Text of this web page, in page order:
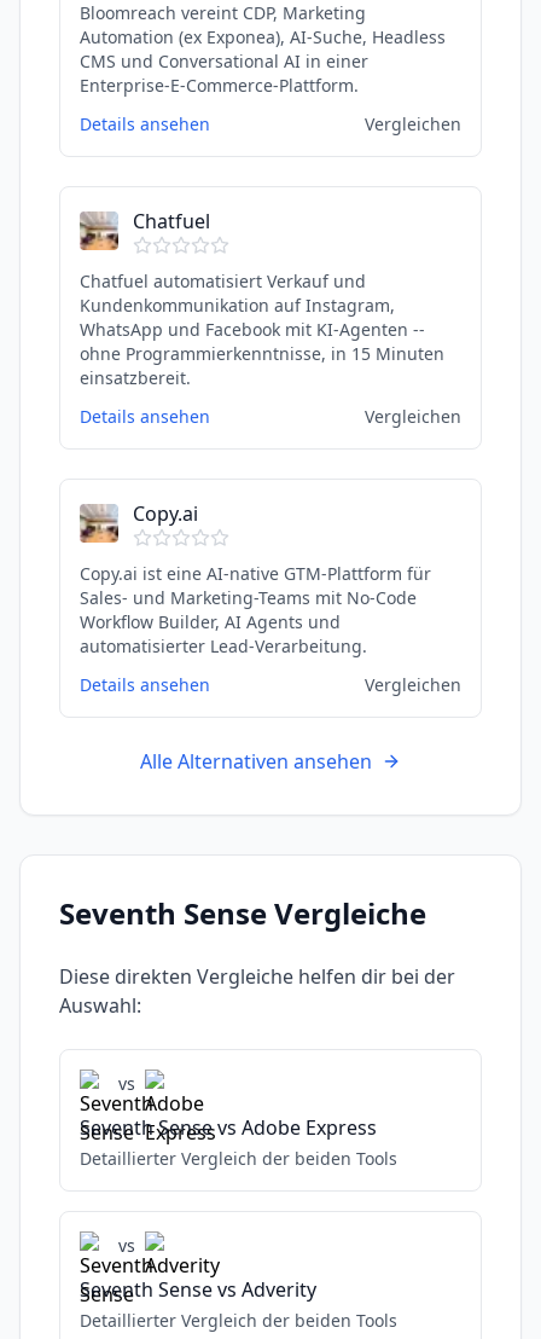
Bloomreach vereint CDP, Marketing
Automation (ex Exponea), AI-Suche, Headless
CMS und Conversational AI in einer
Enterprise-E-Commerce-Plattform.
Details ansehen
Vergleichen
Chatfuel
Chatfuel automatisiert Verkauf und
Kundenkommunikation auf Instagram,
WhatsApp und Facebook mit KI-Agenten --
ohne Programmierkenntnisse, in 15 Minuten
einsatzbereit.
Details ansehen
Vergleichen
Copy.ai
Copy.ai ist eine AI-native GTM-Plattform für
Sales- und Marketing-Teams mit No-Code
Workflow Builder, AI Agents und
automatisierter Lead-Verarbeitung.
Details ansehen
Vergleichen
Alle Alternativen ansehen
Seventh SenseVergleiche
Diese direkten Vergleiche helfen dir bei der
Auswahl:
vs
Seventh Sensevs Adobe Express
Detaillierter Vergleich der beiden Tools
vs
Seventh Sensevs Adverity
Detaillierter Vergleich der beiden Tools